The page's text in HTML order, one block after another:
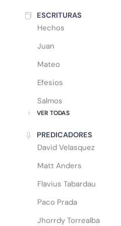
ESCRITURAS
Hechos
Juan
Mateo
Efesios
Salmos
VER TODAS
PREDICADORES
David Velasquez
Matt Anders
Flavius Tabardau
Paco Prada
Jhorrdy Torrealba